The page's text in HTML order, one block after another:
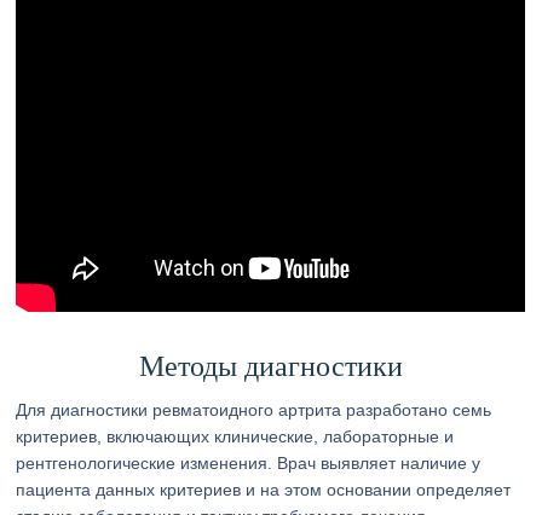
Методы диагностики
Для диагностики ревматоидного артрита разработано семь
критериев, включающих клинические, лабораторные и
рентгенологические изменения. Врач выявляет наличие у
пациента данных критериев и на этом основании определяет